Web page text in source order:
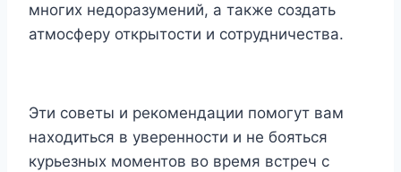
многих недоразумений, а также создать
атмосферу открытости и сотрудничества.
Эти советы и рекомендации помогут вам
находиться в уверенности и не бояться
курьезных моментов во время встреч с